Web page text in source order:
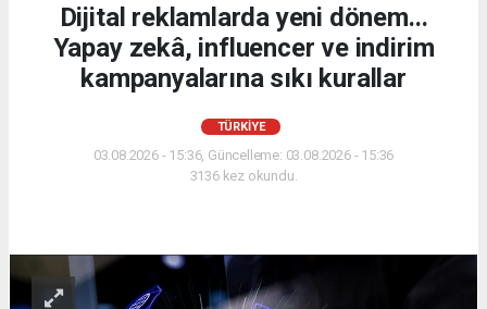
Dijital reklamlarda yeni dönem...
Yapay zekâ, influencer ve indirim
kampanyalarına sıkı kurallar
TÜRKİYE
03.08.2026 - 15:36, Güncelleme: 03.08.2026 - 15:36
3136 kez okundu.